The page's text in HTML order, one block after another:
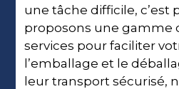
une tâche difficile, c’est
proposons une gamme
services pour faciliter
l’emballage et le
leur transport sécurisé,